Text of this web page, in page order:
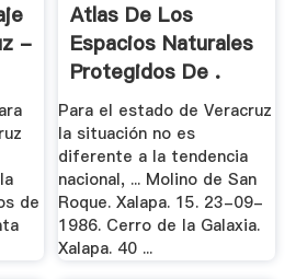
-
de
Atlas De Los
Espacios Naturales
Protegidos De .
Para el estado de Veracruz
la situación no es
diferente a la tendencia
nacional, ... Molino de San
Roque. Xalapa. 15. 23-09-
1986. Cerro de la Galaxia.
Xalapa. 40 ...